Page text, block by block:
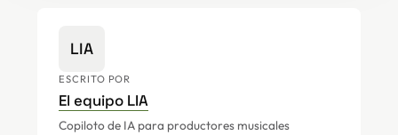
LIA
ESCRITO POR
El equipo LIA
Copiloto de IA para productores musicales